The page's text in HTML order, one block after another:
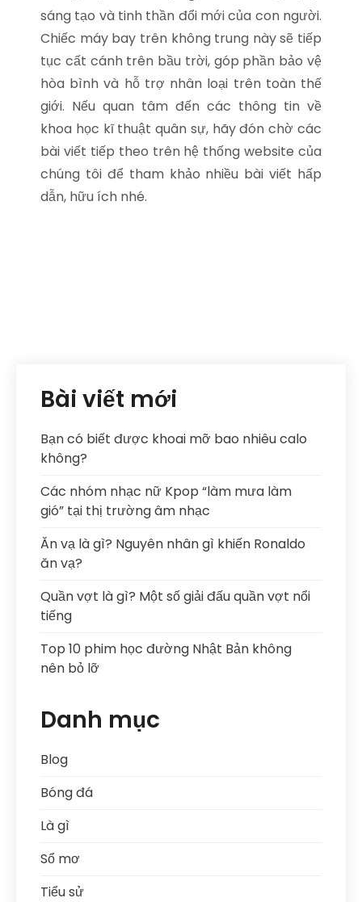
sáng tạo và tinh thần đổi mới của con người.
Chiếc máy bay trên không trung này sẽ tiếp
tục cất cánh trên bầu trời, góp phần bảo vệ
hòa bình và hỗ trợ nhân loại trên toàn thế
giới. Nếu quan tâm đến các thông tin về
khoa học kĩ thuật quân sự, hãy đón chờ các
bài viết tiếp theo trên hệ thống website của
chúng tôi để tham khảo nhiều bài viết hấp
dẫn, hữu ích nhé.
Bài viết mới
Bạn có biết được khoai mỡ bao nhiêu calo
không?
Các nhóm nhạc nữ Kpop “làm mưa làm
gió” tại thị trường âm nhạc
Ăn vạ là gì? Nguyên nhân gì khiến Ronaldo
ăn vạ?
Quần vợt là gì? Một số giải đấu quần vợt nổi
tiếng
Top 10 phim học đường Nhật Bản không
nên bỏ lỡ
Danh mục
Blog
Bóng đá
Là gì
Sổ mơ
Tiểu sử